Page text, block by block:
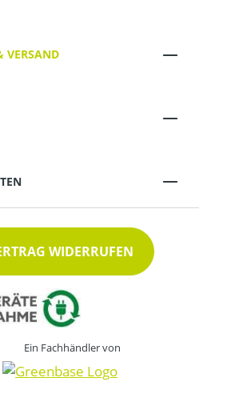
VERSAND
WIDERRUFEN
Ein Fachhändler von